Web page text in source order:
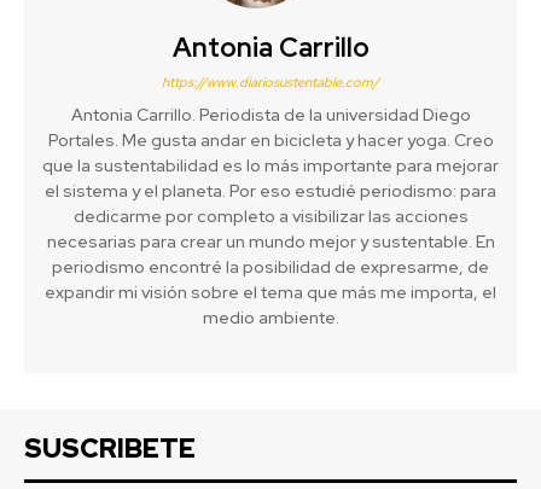
Antonia Carrillo
https://www.diariosustentable.com/
Antonia Carrillo. Periodista de la universidad Diego
Portales. Me gusta andar en bicicleta y hacer yoga. Creo
que la sustentabilidad es lo más importante para mejorar
el sistema y el planeta. Por eso estudié periodismo: para
dedicarme por completo a visibilizar las acciones
necesarias para crear un mundo mejor y sustentable. En
periodismo encontré la posibilidad de expresarme, de
expandir mi visión sobre el tema que más me importa, el
medio ambiente.
SUSCRIBETE